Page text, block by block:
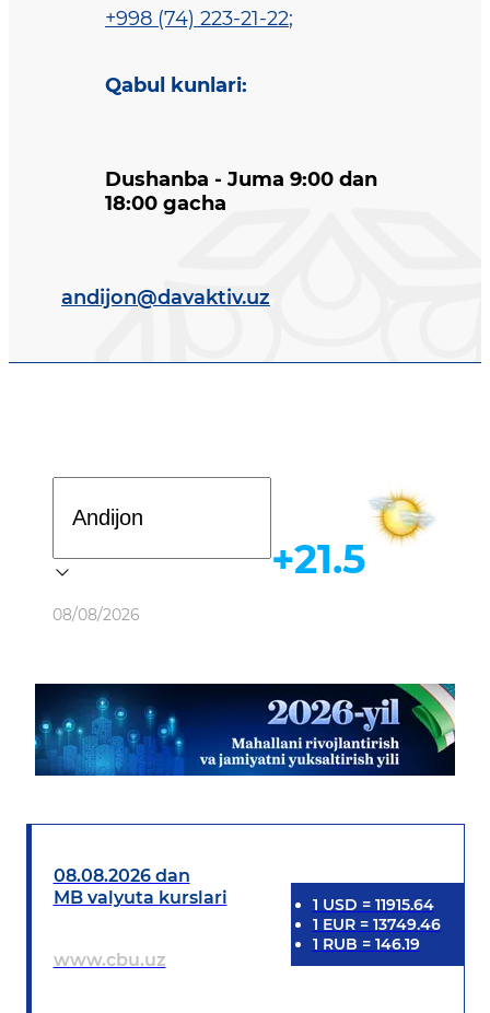
+998 (74) 223-21-22;
Qabul kunlari:
Dushanba - Juma 9:00 dan
18:00 gacha
andijon@davaktiv.uz
Ob-havo
08/08/2026
+21.5
08.08.2026 dan
MB valyuta kurslari
www.cbu.uz
1 USD = 11915.64
1 EUR= 13749.46
1 RUB = 146.19